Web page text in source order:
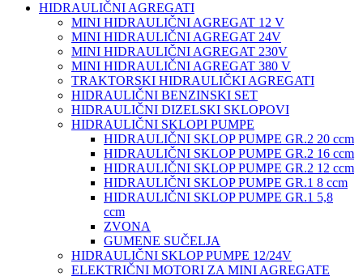
HIDRAULIČNI AGREGATI
MINI HIDRAULIČNI AGREGAT 12 V
MINI HIDRAULIČNI AGREGAT 24V
MINI HIDRAULIČNI AGREGAT 230V
MINI HIDRAULIČNI AGREGAT 380 V
TRAKTORSKI HIDRAULIČKI AGREGATI
HIDRAULIČNI BENZINSKI SET
HIDRAULIČNI DIZELSKI SKLOPOVI
HIDRAULIČNI SKLOPI PUMPE
HIDRAULIČNI SKLOP PUMPE GR.2 20 ccm
HIDRAULIČNI SKLOP PUMPE GR.2 16 ccm
HIDRAULIČNI SKLOP PUMPE GR.2 12 ccm
HIDRAULIČNI SKLOP PUMPE GR.1 8 ccm
HIDRAULIČNI SKLOP PUMPE GR.1 5,8
ccm
ZVONA
GUMENE SUČELJA
HIDRAULIČNI SKLOP PUMPE 12/24V
ELEKTRIČNI MOTORI ZA MINI AGREGATE